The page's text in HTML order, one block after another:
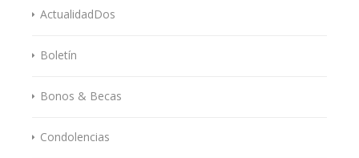
ActualidadDos
Boletín
Bonos & Becas
Condolencias